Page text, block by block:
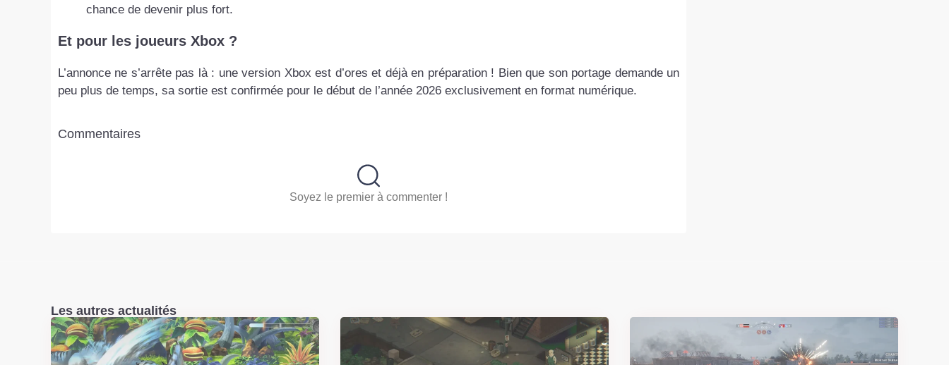
chance de devenir plus fort.
Et pour les joueurs Xbox ?
L’annonce ne s’arrête pas là : une version Xbox est d’ores et déjà en préparation ! Bien que son portage demande un
peu plus de temps, sa sortie est confirmée pour le début de l’année 2026 exclusivement en format numérique.
Commentaires
Soyez le premier à commenter !
Les autres actualités